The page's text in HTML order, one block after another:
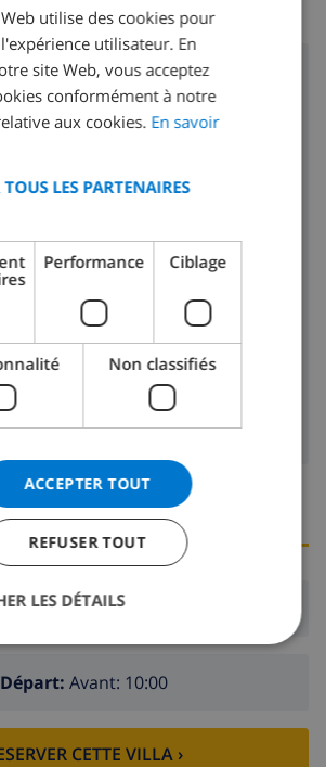
et de départ
De 17:00 avant 20:00
Départ: Avant: 10:00
CETTE VILLA ›
DUTCH
SPANISH
GERMAN
DANISH
utilise des cookies pour
utilisateur. En
site Web, vous acceptez
conformément à notre
aux cookies. En savoir
LES PARTENAIRES
Performance Ciblage
Non classifiés
ACCEPTER TOUT
REFUSER TOUT
LES DÉTAILS